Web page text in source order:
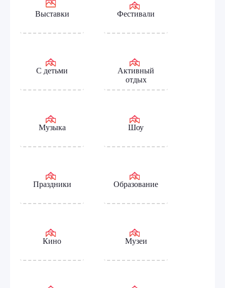
Выставки Фестивали
С детьми
Активный
отдых
Музыка Шоу
Праздники Образование
Кино Музеи